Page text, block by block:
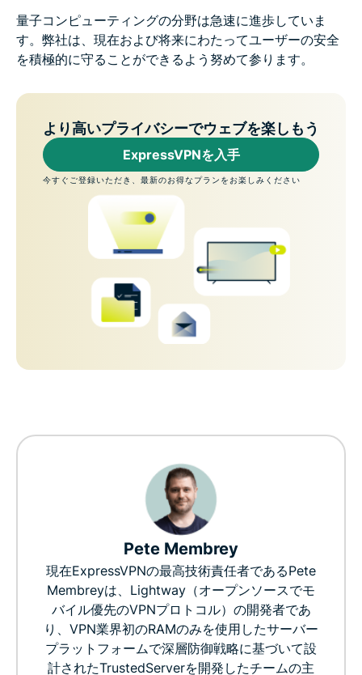
量子コンピューティングの分野は急速に進歩していま
す。弊社は、現在および将来にわたってユーザーの安全
を積極的に守ることができるよう努めて参ります。
より高いプライバシーでウェブを楽しもう
ExpressVPNを入手
今すぐご登録いただき、最新のお得なプランをお楽しみください
Pete Membrey
現在ExpressVPNの最高技術責任者であるPete
Membreyは、Lightway（オープンソースでモ
バイル優先のVPNプロトコル）の開発者であ
り、VPN業界初のRAMのみを使用したサーバー
プラットフォームで深層防御戦略に基づいて設
計されたTrustedServerを開発したチームの主